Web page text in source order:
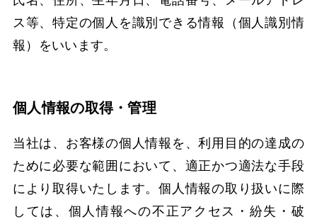
ス等、特定の個人を識別できる情報（個人識別情
報）をいいます。
個人情報の取得・管理
当社は、お客様の個人情報を、利用目的の達成の
ために必要な範囲において、適正かつ適法な手段
により取得いたします。個人情報の取り扱いに際
しては、個人情報への不正アクセス・紛失・破